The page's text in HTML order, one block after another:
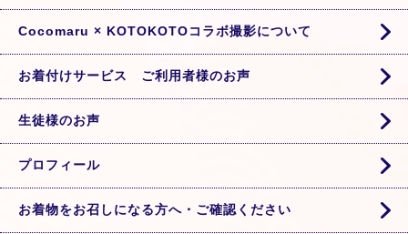
Cocomaru × KOTOKOTOコラボ撮影について
お着付けサービス ご利用者様のお声
生徒様のお声
プロフィール
お着物をお召しになる方へ・ご確認ください